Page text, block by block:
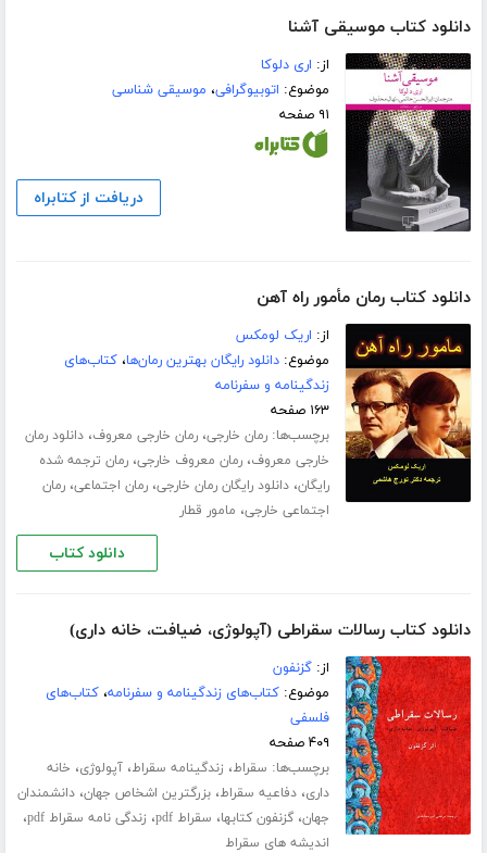
دانلود کتاب موسیقی آشنا
از: اری دلوکا
موضوع: اتوبیوگرافی، موسیقی شناسی
۹۱ صفحه
دریافت از کتابراه
دانلود کتاب رمان مأمور راه آهن
از: اریک لومکس
موضوع:دانلود رایگان بهترین رمان‌ها،کتاب‌های
زندگینامه و سفرنامه
۱۶۳ صفحه
برچسب‌ها:رمان خارجی،رمان خارجی معروف،دانلود رمان
خارجی معروف،رمان معروف خارجی،رمان ترجمه شده
رایگان،دانلود رایگان رمان خارجی،رمان اجتماعی،رمان
اجتماعی خارجی، مامور قطار
دانلود کتاب
دانلود کتاب رسالات سقراطی (آپولوژی، ضیافت، خانه داری)
از:گزنفون
موضوع:کتاب‌های زندگینامه و سفرنامه،کتاب‌های
فلسفی
۴۰۹ صفحه
برچسب‌ها: سقراط، زندگینامه سقراط،آپولوژی، خانه
داری،دفاعیه سقراط،بزرگترین اشخاص جهان،دانشمندان
جهان،گزنفون کتابها، سقراط pdf ، زندگی نامه سقراط pdf ،
اندیشه های سقراط